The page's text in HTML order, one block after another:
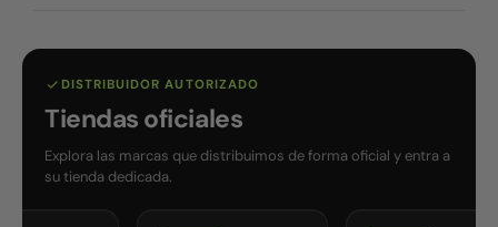
DISTRIBUIDOR AUTORIZADO
Tiendas oficiales
Explora las marcas que distribuimos de forma oficial y entra a
su tienda dedicada.